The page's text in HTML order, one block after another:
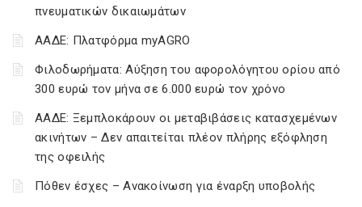
πνευματικών δικαιωμάτων
ΑΑΔΕ: Πλατφόρμα myAGRO
Φιλοδωρήματα: Αύξηση του αφορολόγητου ορίου από
300 ευρώ τον μήνα σε 6.000 ευρώ τον χρόνο
ΑΑΔΕ: Ξεμπλοκάρουν οι μεταβιβάσεις κατασχεμένων
ακινήτων – Δεν απαιτείται πλέον πλήρης εξόφληση
της οφειλής
Πόθεν έσχες – Ανακοίνωση για έναρξη υποβολής